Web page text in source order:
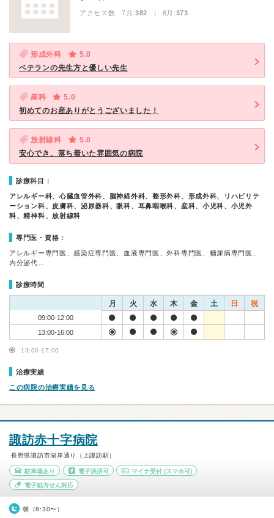
アクセス数 7月:382 | 6月:373
形成外科
5.0
ベテランの先生方と優しい先生
産科
5.0
初めてのお産ありがとうございました！
放射線科
5.0
安心でき、落ち着いた雰囲気の病院
診療科目：
アレルギー科、心臓血管外科、脳神経外科、整形外科、形成外科、リハビリテ
ーション科、皮膚科、泌尿器科、眼科、耳鼻咽喉科、産科、小児科、小児外
科、精神科、放射線科
専門医・資格：
アレルギー専門医、感染症専門医、血液専門医、外科専門医、糖尿病専門医、
内分泌代…
診療時間
月 火 水 木 金 土 日 祝
09:00-12:00
13:00-16:00
13:00-17:00
治療実績
この病院の治療実績を見る
諏訪赤十字病院
長野県諏訪市湖岸通り（上諏訪駅）
駐車場あり 電子決済可 マイナ受付 (スマホ可)
電子処方せん対応
朝（8:30〜）